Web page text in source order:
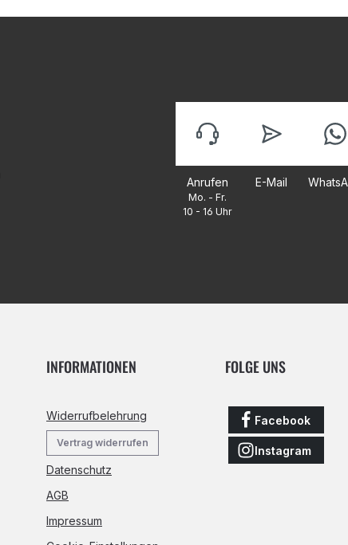
Anrufen
Mo. - Fr.
10 - 16 Uhr
E-Mail
INFORMATIONEN
Widerrufbelehrung
Vertrag widerrufen
Datenschutz
AGB
Impressum
FOLGE UNS
Facebook
Instagram